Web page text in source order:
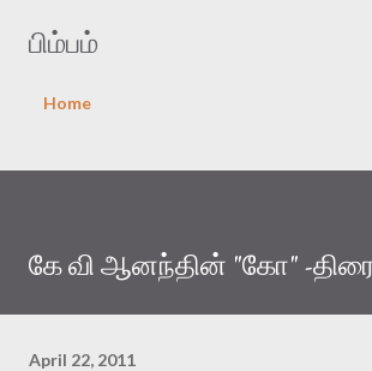
பிம்பம்
Home
கே வி ஆனந்தின் "கோ" -
April 22, 2011